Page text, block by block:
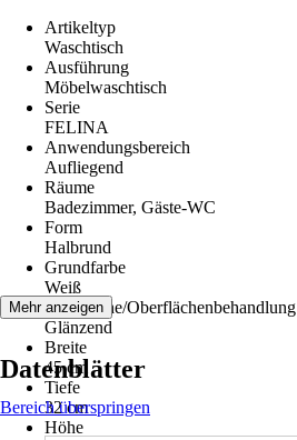
Artikeltyp
Waschtisch
Ausführung
Möbelwaschtisch
Serie
FELINA
Anwendungsbereich
Aufliegend
Räume
Badezimmer, Gäste-WC
Form
Halbrund
Grundfarbe
Weiß
Oberfläche/Oberflächenbehandlung
Glänzend
Breite
45 cm
Tiefe
32 cm
Höhe
Mehr anzeigen
Datenblätter
Bereich überspringen